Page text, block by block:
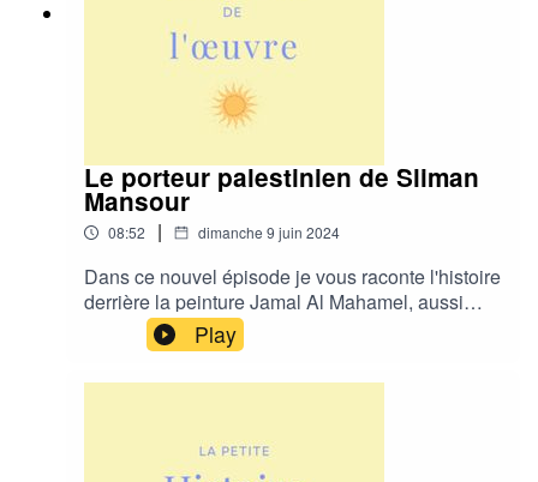
Le porteur palestinien de Sliman
Mansour
08:52 | dimanche 9 juin 2024
Dans ce nouvel épisode je vous raconte l'histoire
derrière la peinture Jamal Al Mahamel, aussi
appelée Le porteur palestinien de l'artiste
palestinien Sliman Mansour. L'histoire de cette
œuvre nous aide à mieux comprendre la Nakba
vous plaira et vous aidera à mieux comprendre
Play